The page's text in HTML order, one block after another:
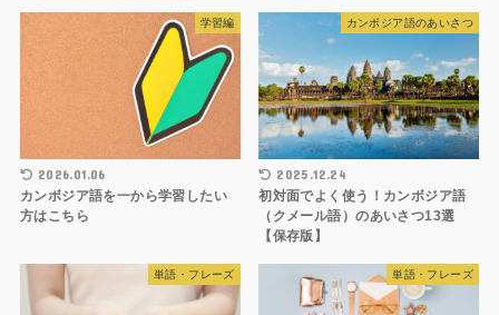
学習編
2026.01.06
カンボジア語を一から学習したい
方はこちら
カンボジア語のあいさつ
2025.12.24
初対面でよく使う！カンボジア語
（クメール語）のあいさつ13選
【保存版】
単語・フレーズ 単語・フレーズ